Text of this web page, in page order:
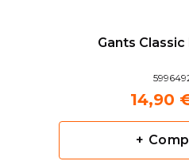
Gants
14,90
+